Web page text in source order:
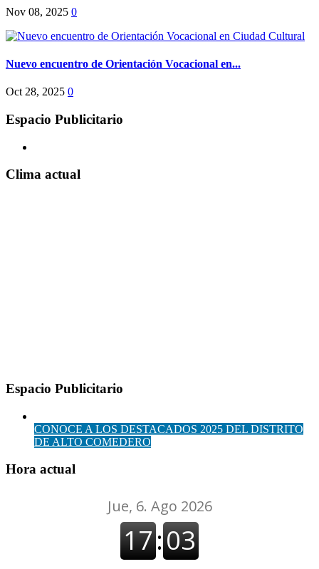
Nov 08, 2025 0
Nuevo encuentro de Orientación Vocacional en...
Oct 28, 2025 0
Espacio Publicitario
Clima actual
Espacio Publicitario
CONOCE A LOS DESTACADOS 2025 DEL DISTRITO
DE ALTO COMEDERO
Hora actual